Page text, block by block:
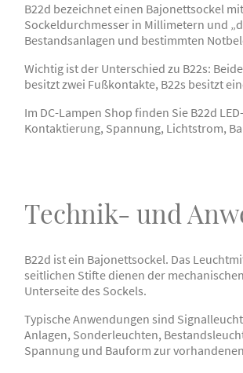
B22d bezeichnet einen Bajonettsockel
Sockeldurchmesser in Millimetern und
Bestandsanlagen und bestimmten
Wichtig ist der Unterschied zu B22s:
besitzt zwei Fußkontakte, B22s besitzt
Im DC-Lampen Shop finden Sie B22d
Kontaktierung, Spannung, Lichtstrom,
Technik- und
B22d ist ein Bajonettsockel. Das
seitlichen Stifte dienen der
Unterseite des Sockels.
Typische Anwendungen sind
Anlagen, Sonderleuchten,
Spannung und Bauform zur